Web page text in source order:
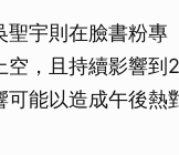
聖宇則在臉書粉
空，且持續影響
能以造成午後熱